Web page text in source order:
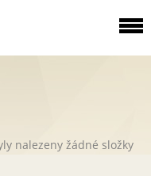
nalezeny žádné složky